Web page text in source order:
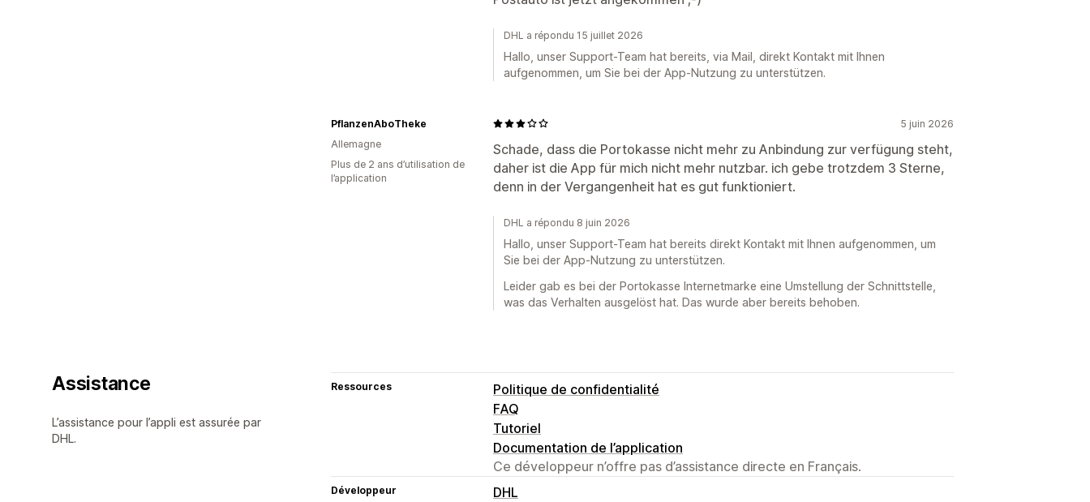
DHL a répondu 15 juillet 2026
Hallo, unser Support-Team hat bereits, via Mail, direkt Kontakt mit Ihnen
aufgenommen, um Sie bei der App-Nutzung zu unterstützen.
5 juin 2026
Schade, dass die Portokasse nicht mehr zu Anbindung zur verfügung steht,
daher ist die App für mich nicht mehr nutzbar. ich gebe trotzdem 3 Sterne,
denn in der Vergangenheit hat es gut funktioniert.
PflanzenAboTheke
Allemagne
Plus de 2 ans d’utilisation de
l’application
DHL a répondu 8 juin 2026
Hallo, unser Support-Team hat bereits direkt Kontakt mit Ihnen aufgenommen, um
Sie bei der App-Nutzung zu unterstützen.
Leider gab es bei der Portokasse Internetmarke eine Umstellung der Schnittstelle,
was das Verhalten ausgelöst hat. Das wurde aber bereits behoben.
Assistance
L’assistance pour l’appli est assurée par
DHL.
Ressources
Politique de confidentialité
FAQ
Tutoriel
Documentation de l’application
Ce développeur n’offre pas d’assistance directe en Français.
Développeur
DHL